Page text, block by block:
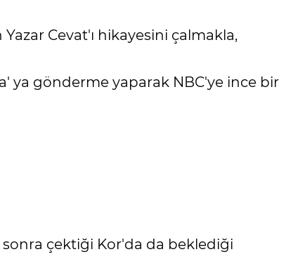
Yazar Cevat'ı hikayesini çalmakla,
ya gönderme yaparak NBC'ye ince bir
çektiği Kor'da da beklediği